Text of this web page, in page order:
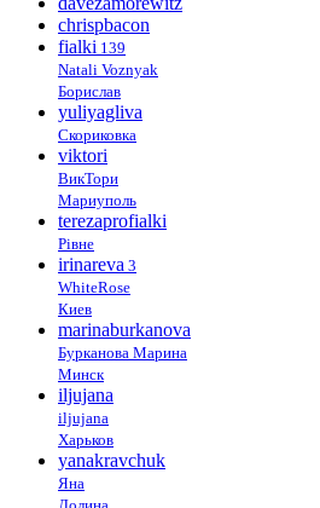
chrispbacon
fialki 139
Natali Voznyak
Борислав
yuliyagliva
Скориковка
viktori
ВикТори
Мариуполь
terezaprofialki
Рівне
irinareva 3
WhiteRose
Киев
marinaburkanova
Бурканова Марина
Минск
iljujana
iljujana
Харьков
yanakravchuk
Яна